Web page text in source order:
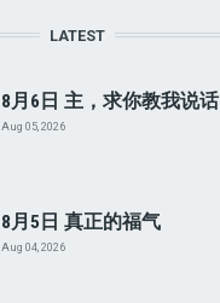
LATEST
8月6日 主，求你教我说话
Aug 05, 2026
8月5日 真正的福气
Aug 04, 2026